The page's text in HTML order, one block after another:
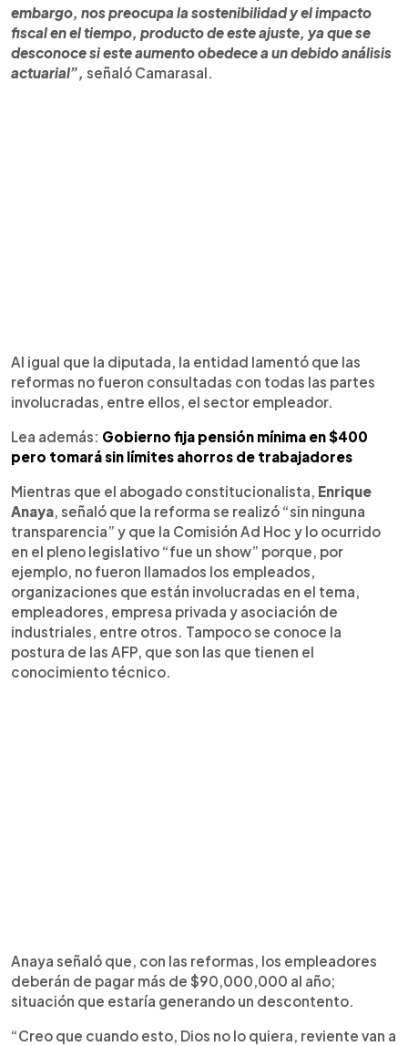
embargo, nos preocupa la sostenibilidad y el impacto
fiscal en el tiempo, producto de este ajuste, ya que se
desconoce si este aumento obedece a un debido análisis
actuarial”, señaló Camarasal.
Al igual que la diputada, la entidad lamentó que las
reformas no fueron consultadas con todas las partes
involucradas, entre ellos, el sector empleador.
Lea además: Gobierno fija pensión mínima en $400
pero tomará sin límites ahorros de trabajadores
Mientras que el abogado constitucionalista, Enrique
Anaya, señaló que la reforma se realizó “sin ninguna
transparencia” y que la Comisión Ad Hoc y lo ocurrido
en el pleno legislativo “fue un show” porque, por
ejemplo, no fueron llamados los empleados,
organizaciones que están involucradas en el tema,
empleadores, empresa privada y asociación de
industriales, entre otros. Tampoco se conoce la
postura de las AFP, que son las que tienen el
conocimiento técnico.
Anaya señaló que, con las reformas, los empleadores
deberán de pagar más de $90,000,000 al año;
situación que estaría generando un descontento.
“Creo que cuando esto, Dios no lo quiera, reviente van a